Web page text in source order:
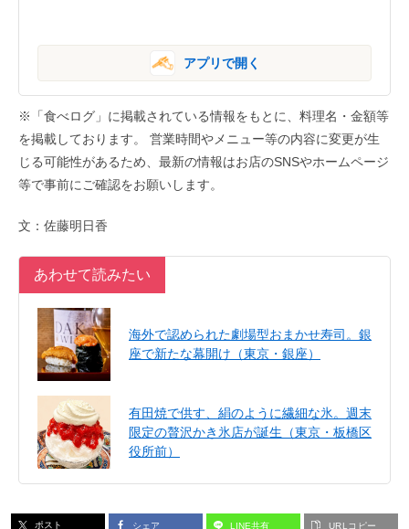
アプリで開く
※「食べログ」に掲載されている情報をもとに、料理名・金額等
を掲載しております。 営業時間やメニュー等の内容に変更が生
じる可能性があるため、最新の情報はお店のSNSやホームページ
等で事前にご確認をお願いします。
文：佐藤明日香
あわせて読みたい
海外で認められた劇場型おまかせ寿司。銀
座で新たな幕開け（東京・銀座）
有田焼で供す、絹のように繊細な氷。週末
限定の贅沢かき氷店が誕生（東京・板橋区
役所前）
ポスト シェア LINE共有 URLコピー